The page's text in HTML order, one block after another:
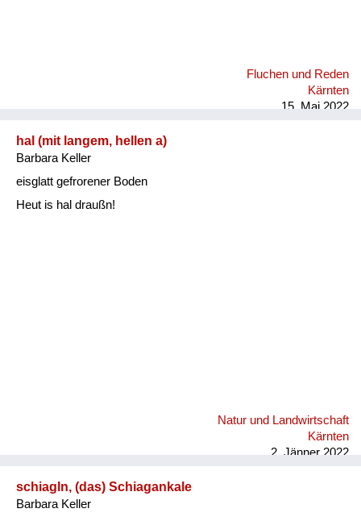
Fluchen und Reden
Kärnten
15. Mai 2022
hal (mit langem, hellen a)
Barbara Keller
eisglatt gefrorener Boden
Heut is hal draußn!
Natur und Landwirtschaft
Kärnten
2. Jänner 2022
schiagln, (das) Schiagankale
Barbara Keller